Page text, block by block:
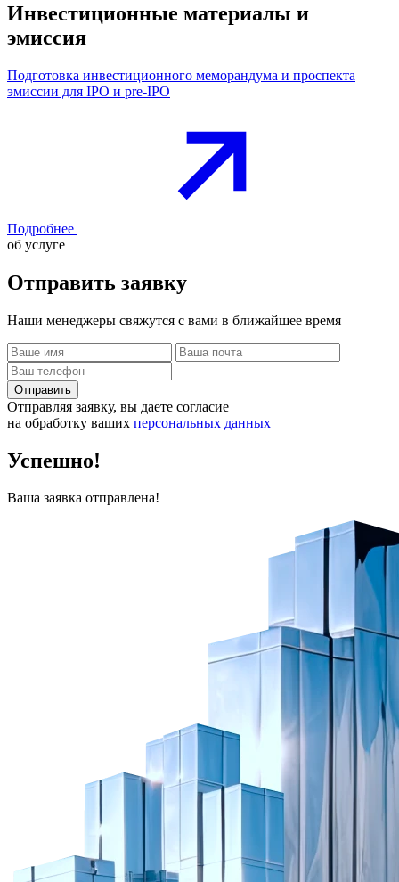
Инвестиционные материалы и
эмиссия
Подготовка инвестиционного меморандума и проспекта
эмиссии для IPO и pre-IPO
Подробнее
об услуге
Отправить заявку
Наши менеджеры свяжутся с вами в ближайшее время
Отправить
Отправляя заявку, вы даете согласие
на обработку ваших персональных данных
Успешно!
Ваша заявка отправлена!